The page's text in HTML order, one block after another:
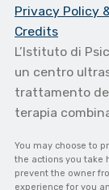
Privacy Policy
Credits
L’Istituto di
un centro
trattamento dei
terapia
You may choose to
the actions you take
prevent the owner
experience for you